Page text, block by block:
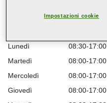
Sito web del rivenditore
Lunedì 08:30-17:00
Martedì
08:00-17:00
Mercoledì
08:00-17:00
Giovedì
08:00-17:00
Impostazioni cookie